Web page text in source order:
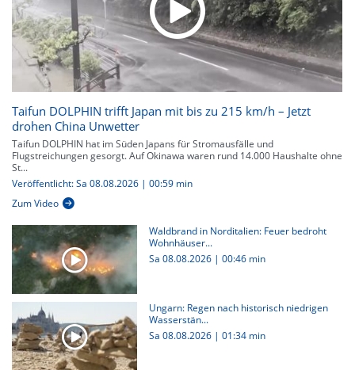
Taifun DOLPHIN trifft Japan mit bis zu 215 km/h – Jetzt
drohen China Unwetter
Taifun DOLPHIN hat im Süden Japans für Stromausfälle und
Flugstreichungen gesorgt. Auf Okinawa waren rund 14.000 Haushalte ohne
St...
Veröffentlicht: Sa 08.08.2026 | 00:59 min
Zum Video
Waldbrand in Norditalien: Feuer bedroht
Wohnhäuser...
Sa 08.08.2026 | 00:46 min
Ungarn: Regen nach historisch niedrigen
Wasserstän...
Sa 08.08.2026 | 01:34 min